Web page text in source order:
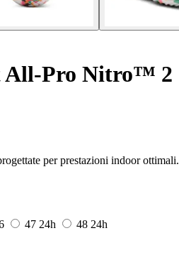
All-Pro Nitro™ 2
per prestazioni indoor ottimali.
47 24h 48 24h